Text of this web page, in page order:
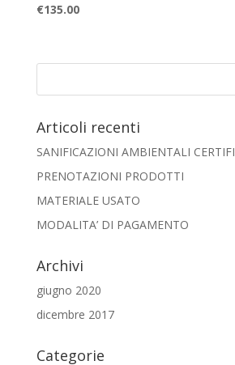
€135.00
Articoli recenti
SANIFICAZIONI AMBIENTALI
PRENOTAZIONI PRODOTTI
MATERIALE USATO
MODALITA’ DI PAGAMENTO
Archivi
giugno 2020
dicembre 2017
Categorie